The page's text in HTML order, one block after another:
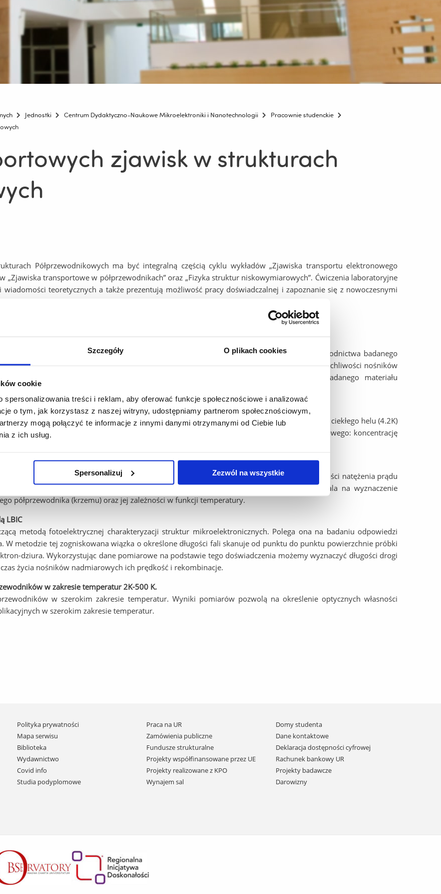
Szczegóły O plikach cookies
cookie
treści i reklam, aby oferować funkcje społecznościowe i analizować
o tym, jak korzystasz z naszej witryny, udostępniamy partnerom społecznościowym,
mogą połączyć te informacje z innymi danymi otrzymanymi od Ciebie lub
z ich usług.
Spersonalizuj Zezwól na wszystkie
Jednostki Centrum Dydaktyczno-Naukowe Mikroelektroniki i Nanotechnologii
Pracownie studenckie
zjawisk w strukturach
Półprzewodnikowych ma być integralną częścią cyklu wykładów „Zjawiska transportu elektronowego
transportowe w półprzewodnikach” oraz „Fizyka struktur niskowymiarowych”. Ćwiczenia laboratoryjne
teoretycznych a także prezentują możliwość pracy doświadczalnej i zapoznanie się z nowoczesnymi
w przedziale temperatur 200-1600 C.
otrzymanych w trakcie doświadczenia zadaniem studenta będzie określenie typu przewodnictwa badanego
rodzaju materiału, wyznaczenie zależności stałej Halla od temperatury, wyznaczenie ruchliwości nośników
Wszystkie te wielkości pozwalają na dokładna analizę i interpretację badanego materiału
i zastosowań aplikacyjnych.
magneto oporu w temperaturze 4.2 K.
pomiaru kwantowego efektu Halla oraz pomiaru oscylacji magneto oporu w temperaturze ciekłego helu (4.2K)
danych doświadczalnych należy wyznaczyć parametry nośników prądu gazu dwuwymiarowego: koncentrację
w półprzewodnikach dla różnych temperatur.
działania złącza p-n. Podczas wykonywania ćwiczenia zostaną wykonane pomiary zależności natężenia prądu
(charakterystyk I(V)) dla różnych temperatur. Analiza otrzymanych charakterystyk pozwala na wyznaczenie
półprzewodnika (krzemu) oraz jej zależności w funkcji temperatury.
LBIC
metodą fotoelektrycznej charakteryzacji struktur mikroelektronicznych. Polega ona na badaniu odpowiedzi
W metodzie tej zogniskowana wiązka o określone długości fali skanuje od punktu do punktu powierzchnie próbki
dziura. Wykorzystując dane pomiarowe na podstawie tego doświadczenia możemy wyznaczyć długości drogi
życia nośników nadmiarowych ich prędkość i rekombinacje.
w zakresie temperatur 2K-500 K.
w szerokim zakresie temperatur. Wyniki pomiarów pozwolą na określenie optycznych własności
w szerokim zakresie temperatur.
Pomiń
nawigację
i
przejdź
do
treści
Polityka prywatności
Mapa serwisu
Biblioteka
Wydawnictwo
Covid info
Studia podyplomowe
Praca na UR
Zamówienia publiczne
Fundusze strukturalne
Projekty współfinansowane przez UE
Projekty realizowane z KPO
Wynajem sal
Domy studenta
Dane kontaktowe
Deklaracja dostępności cyfrowej
Rachunek bankowy UR
Projekty badawcze
Darowizny